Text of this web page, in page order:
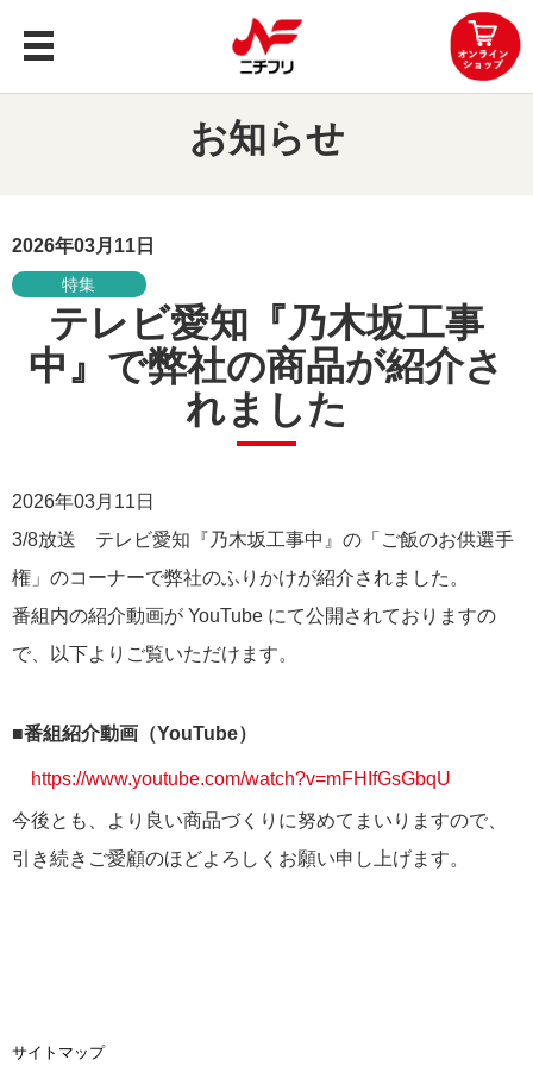
企業情報
レシピ
知る・楽しむ
リクルート
お知らせ
2026年03月11日
特集
テレビ愛知『乃木坂工事
中』で弊社の商品が紹介さ
れました
2026年03月11日
3/8放送 テレビ愛知『乃木坂工事中』の「ご飯のお供選手
権」のコーナーで弊社のふりかけが紹介されました。
番組内の紹介動画が YouTube にて公開されておりますの
で、以下よりご覧いただけます。
■番組紹介動画（YouTube）
https://www.youtube.com/watch?v=mFHIfGsGbqU
今後とも、より良い商品づくりに努めてまいりますので、
引き続きご愛顧のほどよろしくお願い申し上げます。
サイトマップ